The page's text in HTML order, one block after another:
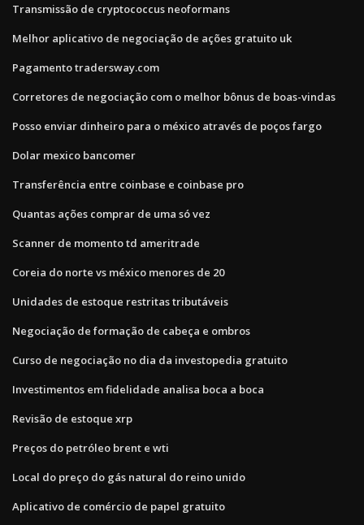
Transmissão de cryptococcus neoformans
Melhor aplicativo de negociação de ações gratuito uk
Pagamento tradersway.com
Corretores de negociação com o melhor bônus de boas-vindas
Posso enviar dinheiro para o méxico através de poços fargo
Dolar mexico bancomer
Transferência entre coinbase e coinbase pro
Quantas ações comprar de uma só vez
Scanner de momento td ameritrade
Coreia do norte vs méxico menores de 20
Unidades de estoque restritas tributáveis
Negociação de formação de cabeça e ombros
Curso de negociação no dia da investopedia gratuito
Investimentos em fidelidade analisa boca a boca
Revisão de estoque xrp
Preços do petróleo brent e wti
Local do preço do gás natural do reino unido
Aplicativo de comércio de papel gratuito